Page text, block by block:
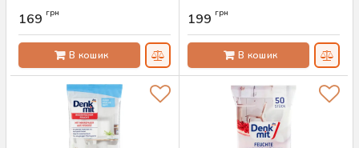
Артикул:
169 грн
В кошик
Артикул:
199 грн
В кошик